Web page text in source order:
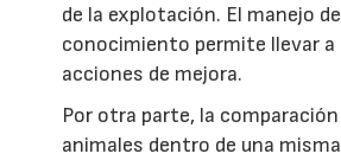
de la explotación. El manejo
conocimiento permite llevar a
acciones de mejora.
Por otra parte, la
animales dentro de una